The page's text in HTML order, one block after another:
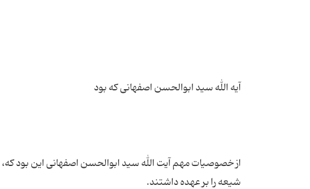
از خصوصیات مهم آیت الله سید ابوالحسن اصفهانی این بود